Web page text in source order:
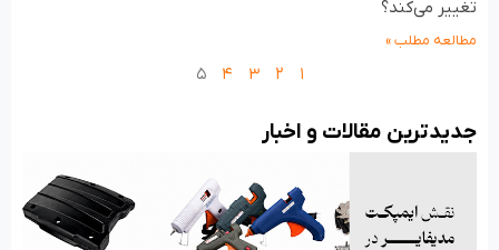
تغییر می‌کند؟
مطالعه مطلب »
۱ ۲ ۳ ۴ ۵
جدید‌ترین مقالات و اخبار